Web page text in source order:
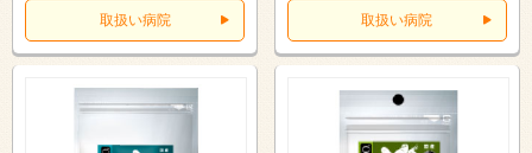
取扱い病院 取扱い病院